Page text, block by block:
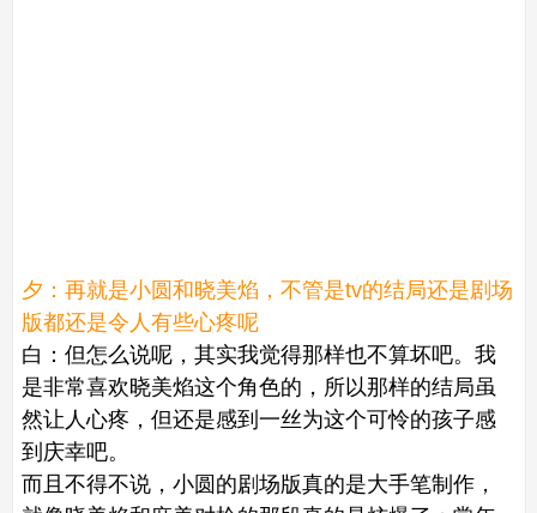
夕：再就是小圆和晓美焰，不管是tv的结局还是剧场
版都还是令人有些心疼呢
白：但怎么说呢，其实我觉得那样也不算坏吧。我
是非常喜欢晓美焰这个角色的，所以那样的结局虽
然让人心疼，但还是感到一丝为这个可怜的孩子感
到庆幸吧。
而且不得不说，小圆的剧场版真的是大手笔制作，